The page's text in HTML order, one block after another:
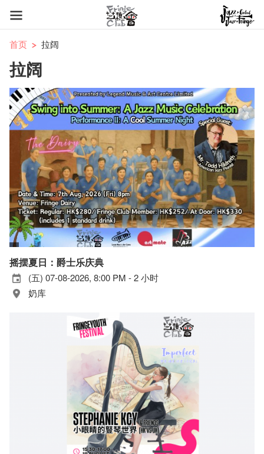
首页 拉阔
拉阔
摇摆夏日：爵士乐庆典
(五) 07-08-2026, 8:00 PM - 2 小时
奶库